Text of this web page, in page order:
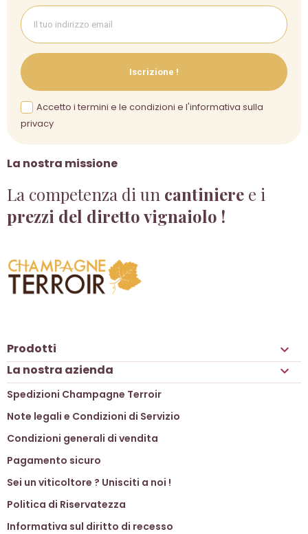
La nostra missione
La competenza di un cantiniere e i
prezzi del diretto vignaiolo !
Iscrizione !
Accetto i termini e le condizioni e l'informativa sulla
privacy
Prodotti 
La nostra azienda 
Spedizioni Champagne Terroir
Note legali e Condizioni di Servizio
Condizioni generali di vendita
Pagamento sicuro
Sei un viticoltore ? Unisciti a noi !
Politica di Riservatezza
Informativa sul diritto di recesso